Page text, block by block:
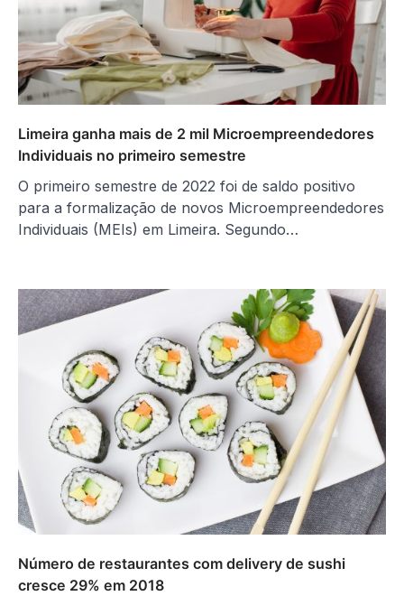
Limeira ganha mais de 2 mil Microempreendedores
Individuais no primeiro semestre
O primeiro semestre de 2022 foi de saldo positivo
para a formalização de novos Microempreendedores
Individuais (MEIs) em Limeira. Segundo…
Número de restaurantes com delivery de sushi
cresce 29% em 2018